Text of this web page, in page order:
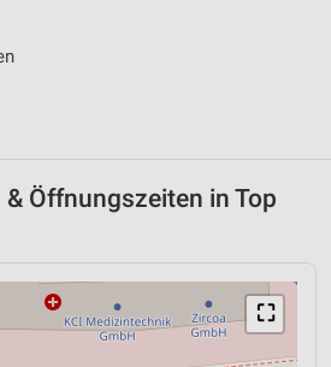
Öffnungszeiten in Top
⛶